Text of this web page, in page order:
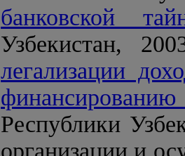
банковской
Узбекистан,
легализации
Республики
организации и